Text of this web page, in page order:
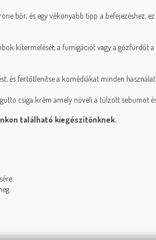
bőr, és egy vékonyabb tipp a befejezéshez,
kitermelését, a fumigációt vagy a gőzfürdőt
és fertőtlenítse a komédiákat minden használat
gutto csiga krém amely növeli a túlzott sebumot
található kiegészítőnknek.